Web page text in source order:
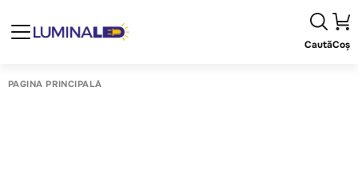
CautăCoș
PAGINA PRINCIPALĂ